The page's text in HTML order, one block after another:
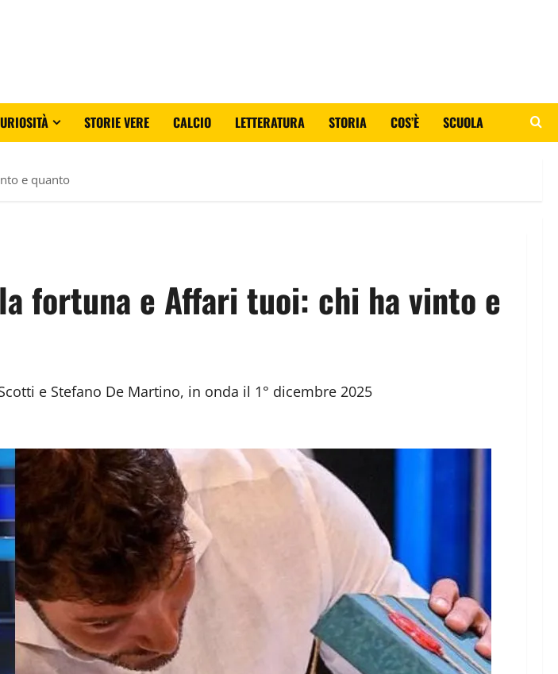
STORIE VERE CALCIO LETTERATURA STORIA COS’È SCUOLA
e quanto
fortuna e Affari tuoi: chi ha vinto e
e Stefano De Martino, in onda il 1° dicembre 2025